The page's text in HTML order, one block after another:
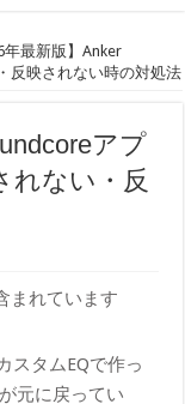
年最新版】Anker
反映されない時の対処法
アプ
れない・反
まれています
スタムEQで作っ
元に戻ってい